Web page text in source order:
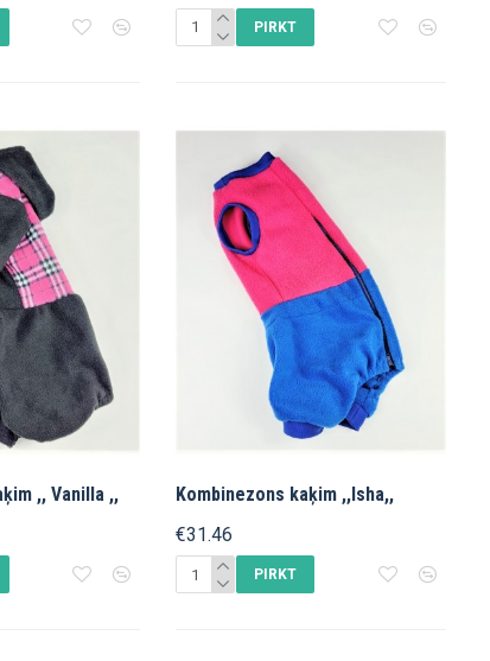
PIRKT
,, Vanilla ,,
Kombinezons kaķim ,,Isha,,
€31.46
PIRKT